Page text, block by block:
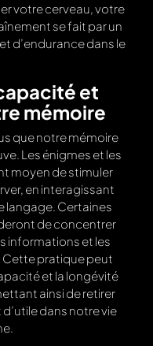
votre cerveau, votre
se fait par un
d’endurance dans le
et
mémoire
que notre mémoire
Les énigmes et les
moyen de stimuler
en interagissant
langage. Certaines
de concentrer
informations et les
Cette pratique peut
et la longévité
ainsi de retirer
dans notre vie